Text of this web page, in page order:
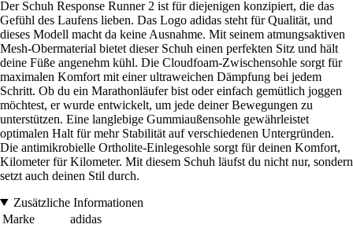
Der Schuh Response Runner 2 ist für diejenigen konzipiert, die das
Gefühl des Laufens lieben. Das Logo adidas steht für Qualität, und
dieses Modell macht da keine Ausnahme. Mit seinem atmungsaktiven
Mesh-Obermaterial bietet dieser Schuh einen perfekten Sitz und hält
deine Füße angenehm kühl. Die Cloudfoam-Zwischensohle sorgt für
maximalen Komfort mit einer ultraweichen Dämpfung bei jedem
Schritt. Ob du ein Marathonläufer bist oder einfach gemütlich joggen
möchtest, er wurde entwickelt, um jede deiner Bewegungen zu
unterstützen. Eine langlebige Gummiaußensohle gewährleistet
optimalen Halt für mehr Stabilität auf verschiedenen Untergründen.
Die antimikrobielle Ortholite-Einlegesohle sorgt für deinen Komfort,
Kilometer für Kilometer. Mit diesem Schuh läufst du nicht nur, sondern
setzt auch deinen Stil durch.
Zusätzliche Informationen
Marke
adidas